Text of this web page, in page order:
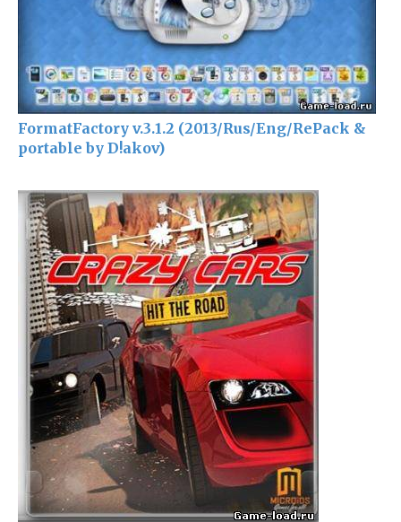
FormatFactory v.3.1.2 (2013/Rus/Eng/RePack &
portable by D!akov)